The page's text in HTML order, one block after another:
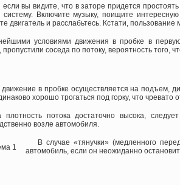
вы видите, что в заторе придется
систему. Включите музыку, поищите
двигатель и расслабьтесь. Кстати,
условиями движения в пробке в
пропустили соседа по потоку, вероятность того,
движение в пробке осуществляется на подъем,
хорошо трогаться под горку, что
плотность потока достаточно высока,
возле автомобиля.
В случае «тянучки» (медленного
автомобиль, если он неожиданно